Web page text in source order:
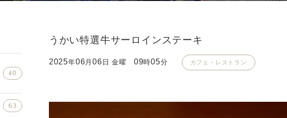
40
63
うかい特選牛サーロインステーキ
2025年06月06 日 金曜 09時05分 カフェ・レストラン